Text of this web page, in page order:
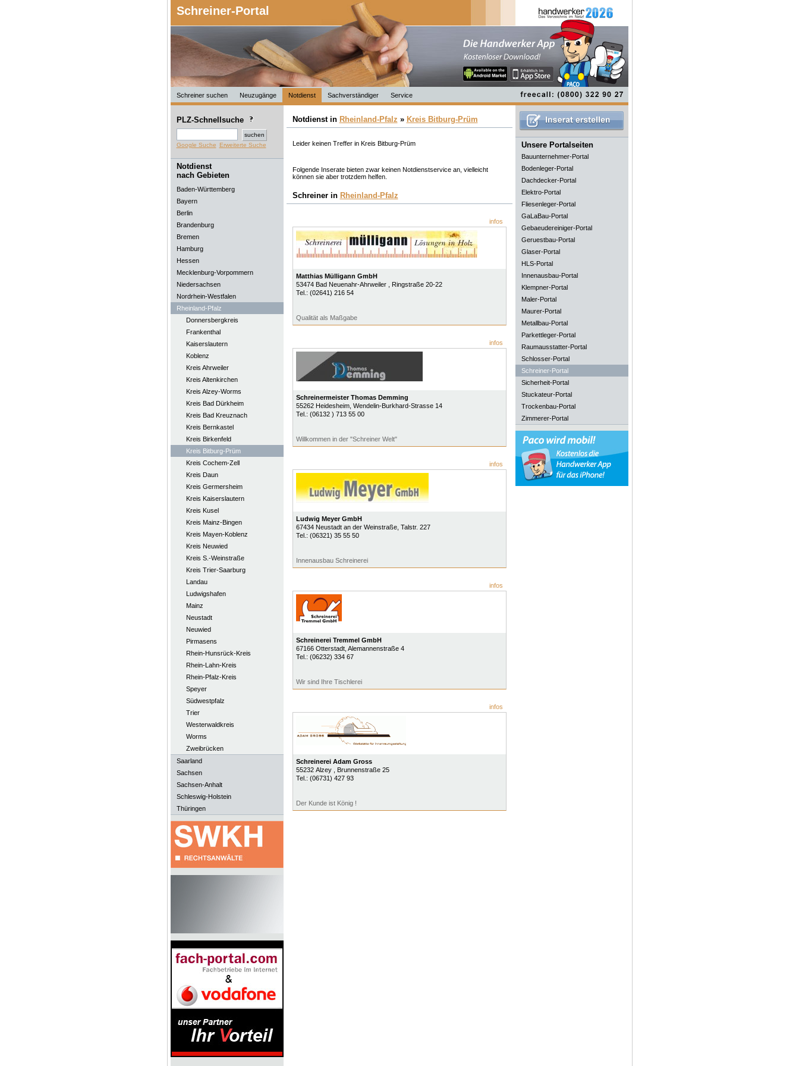
Schreiner-Portal
Schreiner suchen Neuzugänge Notdienst Sachverständiger Service
PLZ-Schnellsuche
Google Suche Erweiterte Suche
Notdienst
nach Gebieten
Baden-Württemberg
Bayern
Berlin
Brandenburg
Bremen
Hamburg
Hessen
Mecklenburg-Vorpommern
Niedersachsen
Nordrhein-Westfalen
Rheinland-Pfalz
Donnersbergkreis
Frankenthal
Kaiserslautern
Koblenz
Kreis Ahrweiler
Kreis Altenkirchen
Kreis Alzey-Worms
Kreis Bad Dürkheim
Kreis Bad Kreuznach
Kreis Bernkastel
Kreis Birkenfeld
Kreis Bitburg-Prüm
Kreis Cochem-Zell
Kreis Daun
Kreis Germersheim
Kreis Kaiserslautern
Kreis Kusel
Kreis Mainz-Bingen
Kreis Mayen-Koblenz
Kreis Neuwied
Kreis S.-Weinstraße
Kreis Trier-Saarburg
Landau
Ludwigshafen
Mainz
Neustadt
Neuwied
Pirmasens
Rhein-Hunsrück-Kreis
Rhein-Lahn-Kreis
Rhein-Pfalz-Kreis
Speyer
Südwestpfalz
Trier
Westerwaldkreis
Worms
Zweibrücken
Saarland
Sachsen
Sachsen-Anhalt
Schleswig-Holstein
Thüringen
Notdienst in Rheinland-Pfalz » Kreis Bitburg-Prüm
Leider keinen Treffer in Kreis Bitburg-Prüm
Folgende Inserate bieten zwar keinen Notdienstservice an, vielleicht
können sie aber trotzdem helfen.
Schreiner in Rheinland-Pfalz
infos
Matthias Mülligann GmbH
53474 Bad Neuenahr-Ahrweiler
, Ringstraße 20-22
Tel.: (02641) 216 54
Qualität als Maßgabe
infos
Schreinermeister Thomas Demming
55262 Heidesheim, Wendelin-Burkhard-Strasse 14
Tel.: (06132 ) 713 55 00
Willkommen in der "Schreiner Welt"
infos
Ludwig Meyer GmbH
67434 Neustadt an der Weinstraße, Talstr. 227
Tel.: (06321) 35 55 50
Innenausbau Schreinerei
infos
Schreinerei Tremmel GmbH
67166 Otterstadt, Alemannenstraße 4
Tel.: (06232) 334 67
Wir sind Ihre Tischlerei
infos
Schreinerei Adam Gross
55232 Alzey
, Brunnenstraße 25
Tel.: (06731) 427 93
Der Kunde ist König !
Unsere Portalseiten
Bauunternehmer-Portal
Bodenleger-Portal
Dachdecker-Portal
Elektro-Portal
Fliesenleger-Portal
GaLaBau-Portal
Gebaeudereiniger-Portal
Geruestbau-Portal
Glaser-Portal
HLS-Portal
Innenausbau-Portal
Klempner-Portal
Maler-Portal
Maurer-Portal
Metallbau-Portal
Parkettleger-Portal
Raumausstatter-Portal
Schlosser-Portal
Schreiner-Portal
Sicherheit-Portal
Stuckateur-Portal
Trockenbau-Portal
Zimmerer-Portal